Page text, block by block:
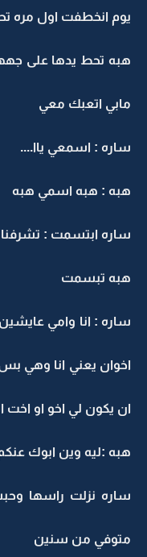
يوم انخطفت اول مره
هبه تحط يدها على
مابي اتعبك معي
ساره : اسمعي ياا....
هبه : هبه اسمي هبه
ساره ابتسمت : تشرفنا
هبه تبسمت
ساره : انا وامي عايشين
اخوان يعني انا وهي
ان يكون لي اخو او
هبه :ليه وين ابوك
ساره نزلت راسها
متوفي من سنين